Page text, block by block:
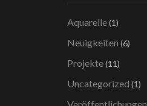
Aquarelle(1)
Neuigkeiten (6)
Projekte(11)
Uncategorized (1)